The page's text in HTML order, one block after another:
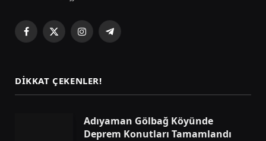
Facebook
X
InstagramTelegram
DIKKAT ÇEKENLER!
Adıyaman Gölbağ Köyünde
Deprem Konutları Tamamlandı